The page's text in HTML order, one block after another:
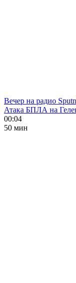
Вечер на радио
Атака БПЛА на
00:04
50 мин